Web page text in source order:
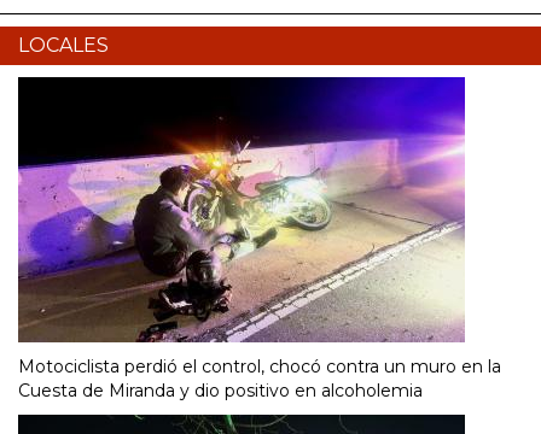
LOCALES
Motociclista perdió el control, chocó contra un muro en la
Cuesta de Miranda y dio positivo en alcoholemia